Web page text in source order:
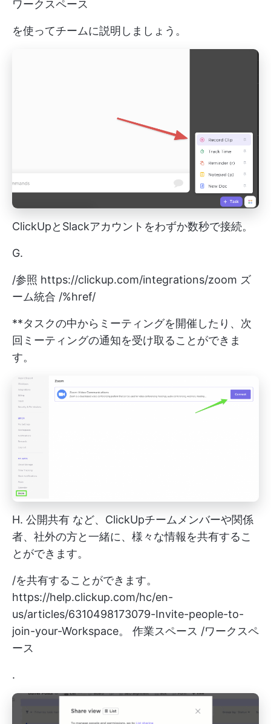
ワークスペース
を使ってチームに説明しましょう。
ClickUpとSlackアカウントをわずか数秒で接続。
G.
/参照 https://clickup.com/integrations/zoom ズ
ーム統合 /%href/
**タスクの中からミーティングを開催したり、次
回ミーティングの通知を受け取ることができま
す。
H. 公開共有 など、ClickUpチームメンバーや関係
者、社外の方と一緒に、様々な情報を共有するこ
とができます。
/を共有することができます。
https://help.clickup.com/hc/en-
us/articles/6310498173079-Invite-people-to-
join-your-Workspace。
作業スペース /ワークスペ
ース
.